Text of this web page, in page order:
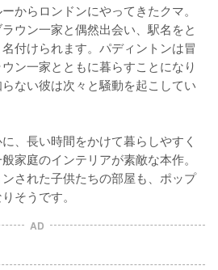
からロンドンにやってきたクマ。
ウン一家と偶然出会い、駅名をと
付けられます。パディントンは冒
ン一家とともに暮らすことになり
ない彼は次々と騒動を起こしてい
、長い時間をかけて暮らしやすく
家庭のインテリアが素敵な本作。
された子供たちの部屋も、ポップ
そうです。
AD